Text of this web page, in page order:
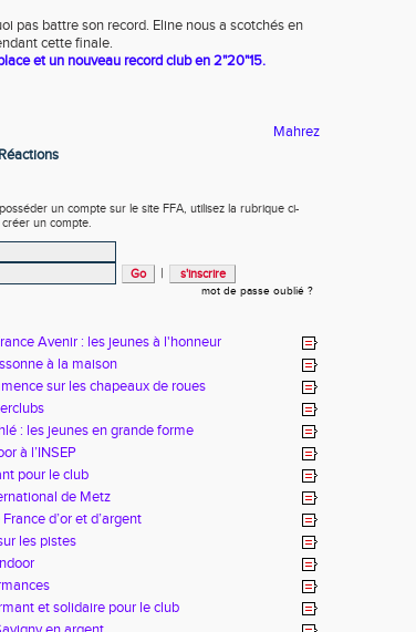
pas battre son record. Eline nous a scotchés en
cette finale.
et un nouveau record club en 2"20"15.
Mahrez
un compte sur le site FFA, utilisez la rubrique ci-
un compte.
|
mot de passe oublié ?
Avenir : les jeunes à l'honneur
à la maison
sur les chapeaux de roues
: les jeunes en grande forme
à l’INSEP
pour le club
de Metz
d’or et d’argent
les pistes
et solidaire pour le club